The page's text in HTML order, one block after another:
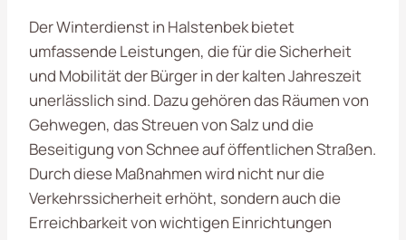
Der Winterdienst in Halstenbek bietet
umfassende Leistungen, die für die Sicherheit
und Mobilität der Bürger in der kalten Jahreszeit
unerlässlich sind. Dazu gehören das Räumen von
Gehwegen, das Streuen von Salz und die
Beseitigung von Schnee auf öffentlichen Straßen.
Durch diese Maßnahmen wird nicht nur die
Verkehrssicherheit erhöht, sondern auch die
Erreichbarkeit von wichtigen Einrichtungen